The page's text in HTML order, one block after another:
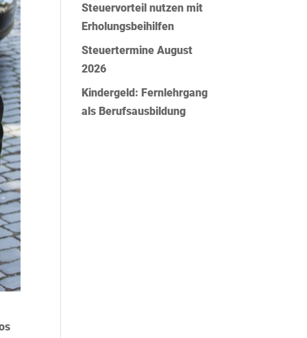
Steuervorteil nutzen mit
Erholungsbeihilfen
Steuertermine August
2026
Kindergeld: Fernlehrgang
als Berufsausbildung